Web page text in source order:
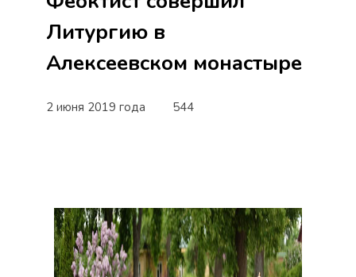
Литургию в
Алексеевском монастыре
2 июня 2019 года 544